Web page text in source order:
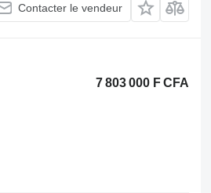
Contacter le vendeur
7 803 000 F CFA